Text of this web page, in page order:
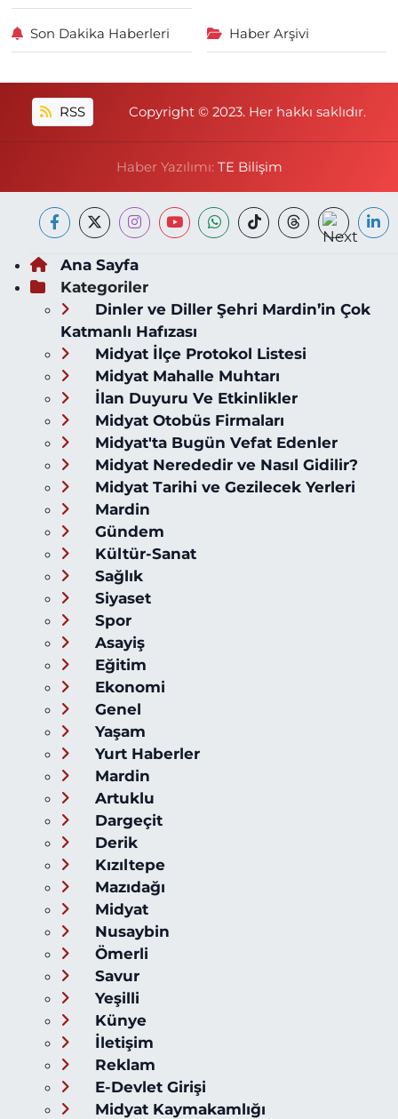
Son Dakika Haberleri Haber Arşivi
RSS Copyright © 2023. Her hakkı saklıdır.
Haber Yazılımı: TE Bilişim
Ana Sayfa
Kategoriler
Dinler ve Diller Şehri Mardin’in Çok
Katmanlı Hafızası
Midyat İlçe Protokol Listesi
Midyat Mahalle Muhtarı
İlan Duyuru Ve Etkinlikler
Midyat Otobüs Firmaları
Midyat'ta Bugün Vefat Edenler
Midyat Nerededir ve Nasıl Gidilir?
Midyat Tarihi ve Gezilecek Yerleri
Mardin
Gündem
Kültür-Sanat
Sağlık
Siyaset
Spor
Asayiş
Eğitim
Ekonomi
Genel
Yaşam
Yurt Haberler
Mardin
Artuklu
Dargeçit
Derik
Kızıltepe
Mazıdağı
Midyat
Nusaybin
Ömerli
Savur
Yeşilli
Künye
İletişim
Reklam
E-Devlet Girişi
Midyat Kaymakamlığı